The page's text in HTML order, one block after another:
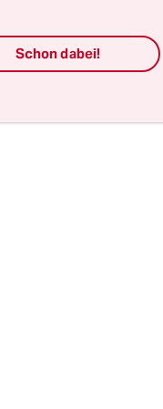
Schon dabei!